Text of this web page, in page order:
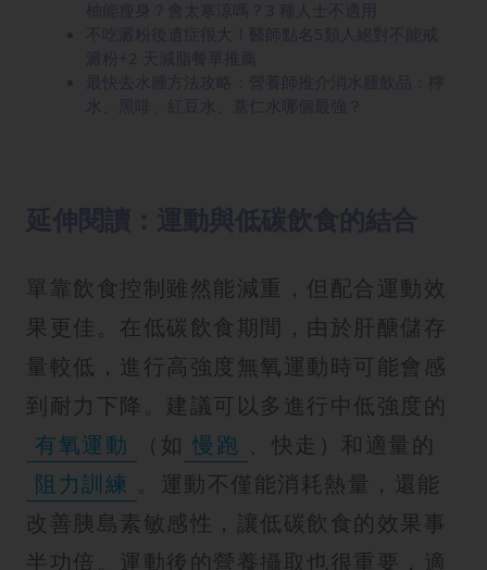
單靠飲食控制雖然能減重，但配合運動效
果更佳。在低碳飲食期間，由於肝醣儲存
量較低，進行高強度無氧運動時可能會感
到耐力下降。建議可以多進行中低強度的
有氧運動
（如 慢跑 、快走）和適量的
阻力訓練
。運動不僅能消耗熱量，還能
改善胰島素敏感性，讓低碳飲食的效果事
半功倍。運動後的營養攝取也很重要，適